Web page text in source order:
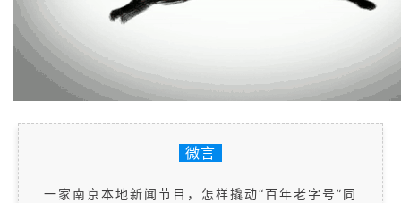
微言
一家南京本地新闻节目，怎样撬动“百年老字号”同